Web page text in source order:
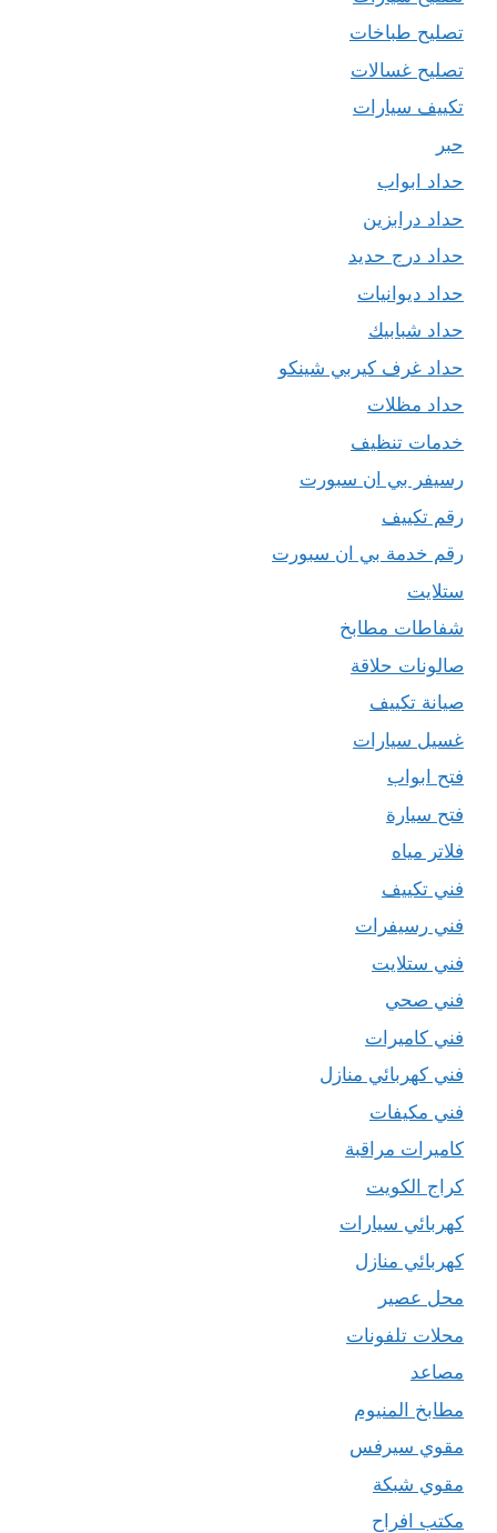
تصليح طباخات
تصليح غسالات
تكييف سيارات
حبر
حداد ابواب
حداد درابزين
حداد درج حديد
حداد ديوانيات
حداد شبابيك
حداد غرف كيربي شينكو
حداد مظلات
خدمات تنظيف
رسيفر بي ان سبورت
رقم تكييف
رقم خدمة بي ان سبورت
ستلايت
شفاطات مطابخ
صالونات حلاقة
صيانة تكييف
غسيل سيارات
فتح ابواب
فتح سيارة
فلاتر مياه
فني تكييف
فني رسيفرات
فني ستلايت
فني صحي
فني كاميرات
فني كهربائي منازل
فني مكيفات
كاميرات مراقبة
كراج الكويت
كهربائي سيارات
كهربائي منازل
محل عصير
محلات تلفونات
مصاعد
مطابخ المنيوم
مقوي سيرفس
مقوي شبكة
مكتب افراح